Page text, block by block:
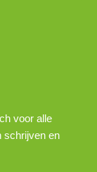
voor alle
schrijven en